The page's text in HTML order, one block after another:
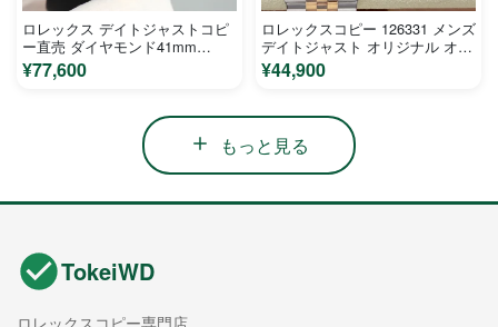
ロレックス デイトジャストコピ
ー直売 ダイヤモンド41mm
19972LV
¥77,600
ロレックスコピー 126331 メンズ
デイトジャスト オリジナル オー
プンモールド
¥44,900
もっと見る
TokeiWD